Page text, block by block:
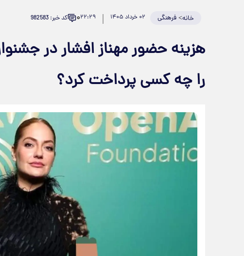
خانه>فرهنگی ۰۲ خرداد ۱۴۰۵ ۲۲:۲۹۰ کد خبر: 982583
هزینه حضور مهناز افشار در
را چه کسی پرداخت کرد؟